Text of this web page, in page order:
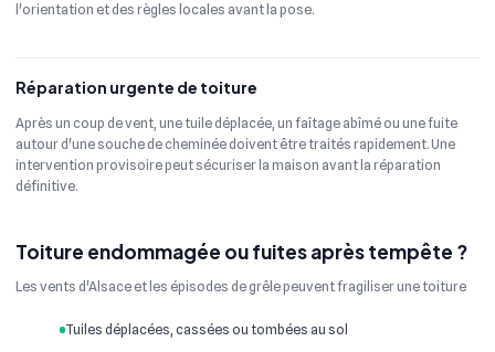
l'orientation et des règles locales avant la pose.
Réparation urgente de toiture
Après un coup de vent, une tuile déplacée, un faîtage abîmé ou une fuite
autour d'une souche de cheminée doivent être traités rapidement. Une
intervention provisoire peut sécuriser la maison avant la réparation
définitive.
Toiture endommagée ou fuites après tempête ?
Les vents d'Alsace et les épisodes de grêle peuvent fragiliser une toiture
Tuiles déplacées, cassées ou tombées au sol